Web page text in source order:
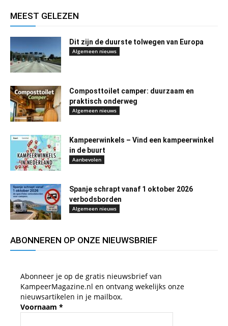
MEEST GELEZEN
Dit zijn de duurste tolwegen van Europa
Algemeen nieuws
Composttoilet camper: duurzaam en
praktisch onderweg
Algemeen nieuws
Kampeerwinkels – Vind een kampeerwinkel
in de buurt
Aanbevolen
Spanje schrapt vanaf 1 oktober 2026
verbodsborden
Algemeen nieuws
ABONNEREN OP ONZE NIEUWSBRIEF
Abonneer je op de gratis nieuwsbrief van
KampeerMagazine.nl en ontvang wekelijks onze
nieuwsartikelen in je mailbox.
Voornaam *